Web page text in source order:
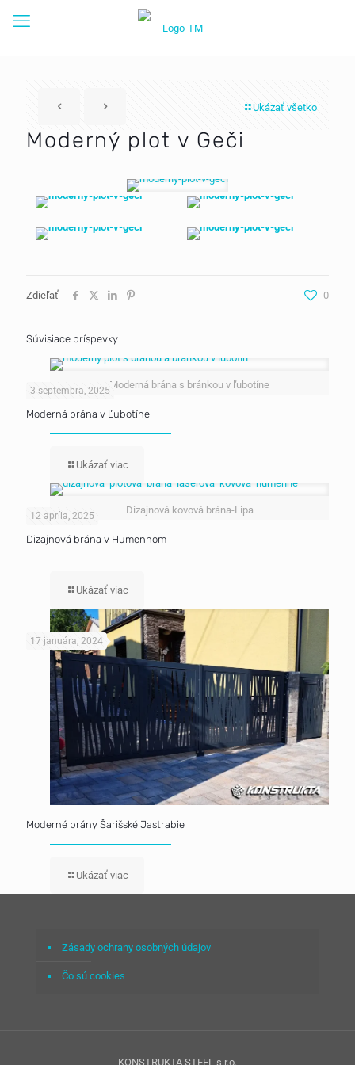
Ukázať všetko
Moderný plot v Geči
Zdieľať 0
Súvisiace príspevky
Moderná brána s bránkou v ľubotíne
3 septembra, 2025
Moderná brána v Ľubotíne
Ukázať viac
Dizajnová kovová brána-Lipa
12 apríla, 2025
Dizajnová brána v Humennom
Ukázať viac
17 januára, 2024
Moderné brány Šarišské Jastrabie
Ukázať viac
Zásady ochrany osobných údajov
Čo sú cookies
KONSTRUKTA STEEL s.r.o.